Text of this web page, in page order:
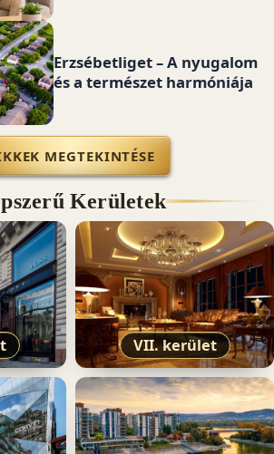
Erzsébetliget – A nyugalom
és a természet harmóniája
MEGTEKINTÉSE
Kerületek
VII. kerület